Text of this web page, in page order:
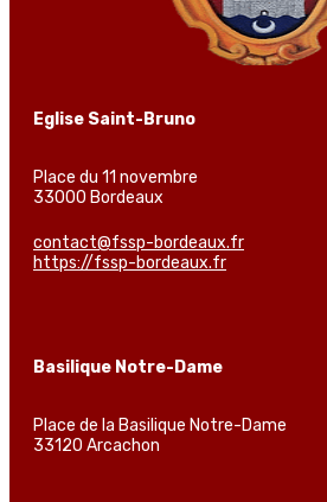
Eglise Saint-Bruno
Place du 11 novembre
33000 Bordeaux
contact@fssp-bordeaux.fr
https://fssp-bordeaux.fr
Basilique Notre-Dame
Place de la Basilique Notre-Dame
33120 Arcachon